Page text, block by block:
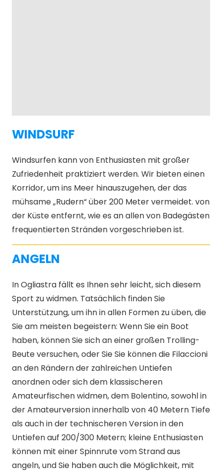
WINDSURF
Windsurfen kann von Enthusiasten mit großer
Zufriedenheit praktiziert werden. Wir bieten einen
Korridor, um ins Meer hinauszugehen, der das
mühsame „Rudern“ über 200 Meter vermeidet. von
der Küste entfernt, wie es an allen von Badegästen
frequentierten Stränden vorgeschrieben ist.
ANGELN
In Ogliastra fällt es Ihnen sehr leicht, sich diesem
Sport zu widmen. Tatsächlich finden Sie
Unterstützung, um ihn in allen Formen zu üben, die
Sie am meisten begeistern: Wenn Sie ein Boot
haben, können Sie sich an einer großen Trolling-
Beute versuchen, oder Sie Sie können die Filaccioni
an den Rändern der zahlreichen Untiefen
anordnen oder sich dem klassischeren
Amateurfischen widmen, dem Bolentino, sowohl in
der Amateurversion innerhalb von 40 Metern Tiefe
als auch in der technischeren Version in den
Untiefen auf 200/300 Metern; kleine Enthusiasten
können mit einer Spinnrute vom Strand aus
angeln, und Sie haben auch die Möglichkeit, mit